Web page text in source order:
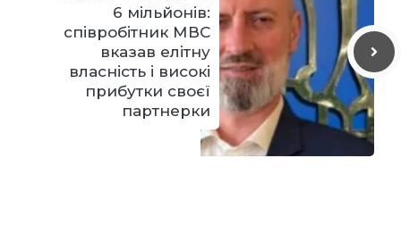
6 мільйонів:
співробітник МВС
вказав елітну
власність і високі
прибутки своєї
партнерки